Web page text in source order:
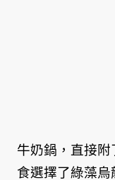
牛奶鍋，直接
食選擇了綠藻烏